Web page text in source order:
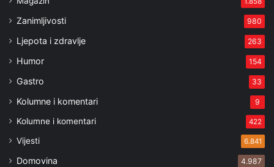
Zanimljivosti 980
Ljepota i zdravlje 263
Humor 154
Gastro 33
Kolumne i komentari 9
Kolumne i komentari 422
Vijesti 6.841
Domovina 4.987